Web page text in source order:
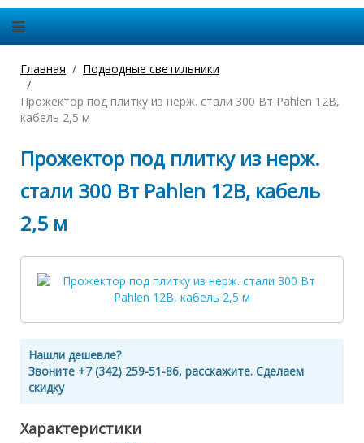
Главная Подводные светильники
Прожектор под плитку из нерж. стали 300 Вт Pahlen 12В,
кабель 2,5 м
Прожектор под плитку из нерж.
стали 300 Вт Pahlen 12В, кабель
2,5 м
Нашли дешевле?
Звоните +7 (342) 259-51-86, расскажите. Сделаем
скидку
Характеристики